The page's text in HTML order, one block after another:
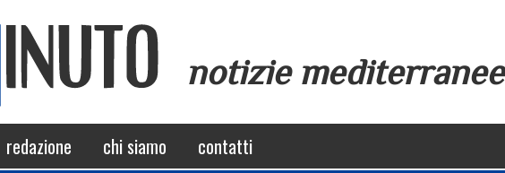
notizie mediterranee
redazione chi siamo contatti